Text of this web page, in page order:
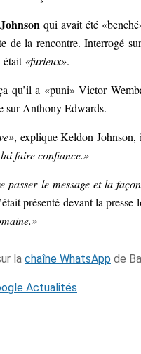
qui avait été
de la rencontre. Interrogé
était«furieux».
qu’il a «puni» Victor
sur Anthony Edwards.
, explique Keldon Johnson,
faire confiance.»
le message et la
présenté devant la
la chaîne WhatsApp de
Actualités